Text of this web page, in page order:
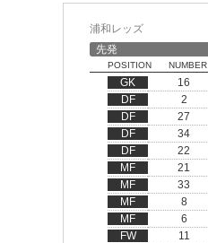
浦和レッズ
先発
POSITION NUMBER
GK 16
DF
2
DF
27
DF
34
DF
22
MF
21
MF
33
MF
8
MF
6
FW
11